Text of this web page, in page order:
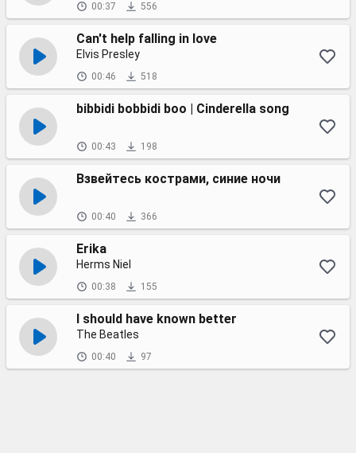
00:37 556
Can't help falling in love
Elvis Presley
00:46 518
bibbidi bobbidi boo | Cinderella song
00:43 198
Взвейтесь кострами, синие ночи
00:40 366
Erika
Herms Niel
00:38 155
I should have known better
The Beatles
00:40 97